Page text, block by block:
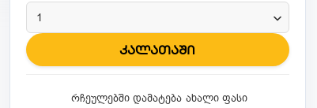
კალათაში
რჩეულებში დამატება ახალი ფასი